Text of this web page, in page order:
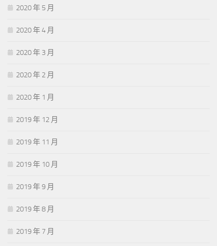
2020 年 5 月
2020 年 4 月
2020 年 3 月
2020 年 2 月
2020 年 1 月
2019 年 12 月
2019 年 11 月
2019 年 10 月
2019 年 9 月
2019 年 8 月
2019 年 7 月